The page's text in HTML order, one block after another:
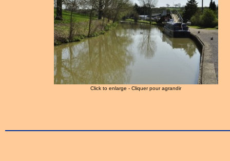
Click to enlarge - Cliquer pour agrandir